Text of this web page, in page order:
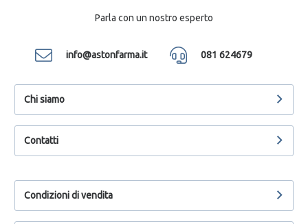
Parla con un nostro esperto
info@astonfarma.it 081 624679
Chi siamo
Contatti
Condizioni di vendita